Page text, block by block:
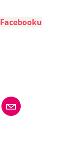
Facebooku